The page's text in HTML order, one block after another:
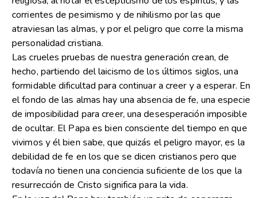
corrientes de pesimismo y de nihilismo por las que
atraviesan las almas, y por el peligro que corre la misma
personalidad cristiana.
Las crueles pruebas de nuestra generación crean, de
hecho, partiendo del laicismo de los últimos siglos, una
formidable dificultad para continuar a creer y a esperar. En
el fondo de las almas hay una absencia de fe, una especie
de imposibilidad para creer, una desesperación imposible
de ocultar. El Papa es bien consciente del tiempo en que
vivimos y él bien sabe, que quizás el peligro mayor, es la
debilidad de fe en los que se dicen cristianos pero que
todavía no tienen una conciencia suficiente de los que la
resurrección de Cristo significa para la vida.